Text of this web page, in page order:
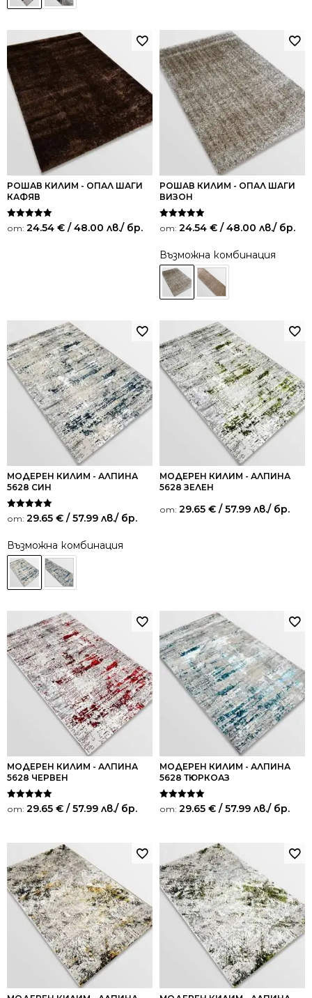
РОШАВ КИЛИМ - ОПАЛ ШАГИ
КАФЯВ
Оценено на
5.00
от: 24.54 € / 48.00 лв./ бр.
РОШАВ КИЛИМ - ОПАЛ ШАГИ
ВИЗОН
Оценено на
5.00
от: 24.54 € / 48.00 лв./ бр.
Възможна комбинация
МОДЕРЕН КИЛИМ - АЛПИНА
5628 СИН
Оценено на
5.00
от: 29.65 € / 57.99 лв./ бр.
Възможна комбинация
МОДЕРЕН КИЛИМ - АЛПИНА
5628 ЗЕЛЕН
от: 29.65 € / 57.99 лв./ бр.
МОДЕРЕН КИЛИМ - АЛПИНА
5628 ЧЕРВЕН
Оценено на
5.00
от: 29.65 € / 57.99 лв./ бр.
МОДЕРЕН КИЛИМ - АЛПИНА
5628 ТЮРКОАЗ
Оценено на
5.00
от: 29.65 € / 57.99 лв./ бр.